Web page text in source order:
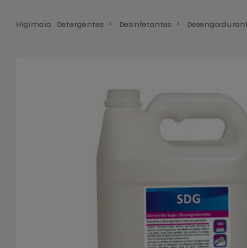
Higimaia Detergentes Desinfetantes